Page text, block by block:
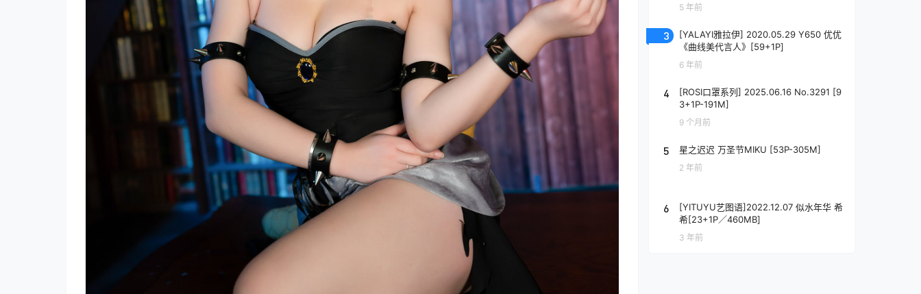
5 年前
3
[YALAYI雅拉伊] 2020.05.29 Y650 优优
《曲线美代言人》[59+1P]
6 年前
4
[ROSI口罩系列] 2025.06.16 No.3291 [9
3+1P-191M]
9 个月前
5 星之迟迟 万圣节MIKU [53P-305M]
2 年前
6
[YITUYU艺图语]2022.12.07 似水年华 希
希[23+1P／460MB]
3 年前